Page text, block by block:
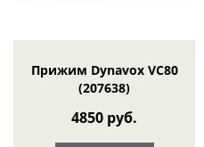
Прижим Dynavox VC80
(207638)
4850 руб.